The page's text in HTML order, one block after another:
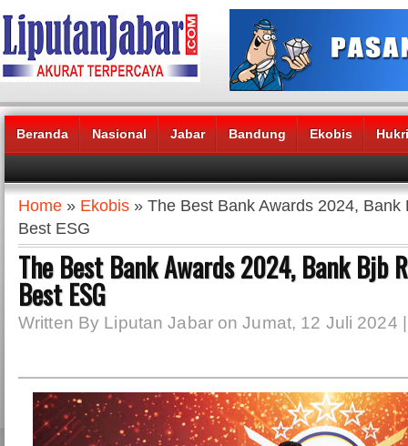
Beranda Nasional Jabar Bandung Ekobis
Headlines News :
Home » Ekobis » The Best Bank Awards 2024,
Best ESG
The Best Bank Awards 2024, Bank Bjb
Best ESG
Written By Liputan Jabar on Jumat, 12 Juli 2024